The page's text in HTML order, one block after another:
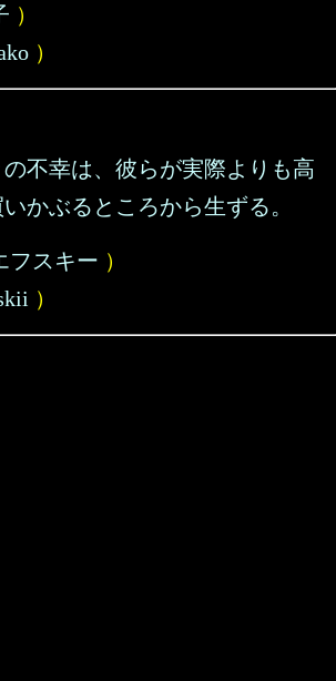
）
）
不幸は、彼らが実際よりも高
かぶるところから生ずる。
フスキー ）
）